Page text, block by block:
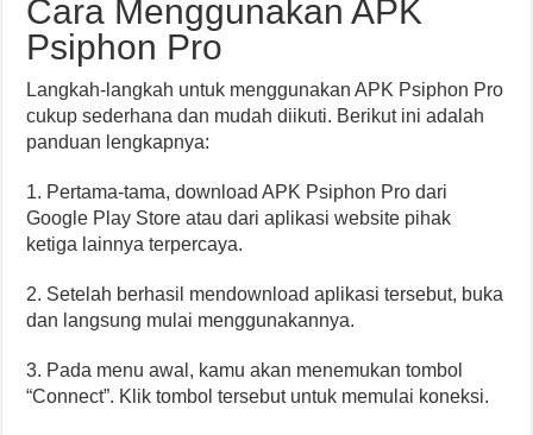
Cara Menggunakan APK
Psiphon Pro
Langkah-langkah untuk menggunakan APK Psiphon Pro
cukup sederhana dan mudah diikuti. Berikut ini adalah
panduan lengkapnya:
1. Pertama-tama, download APK Psiphon Pro dari
Google Play Store atau dari aplikasi website pihak
ketiga lainnya terpercaya.
2. Setelah berhasil mendownload aplikasi tersebut, buka
dan langsung mulai menggunakannya.
3. Pada menu awal, kamu akan menemukan tombol
“Connect”. Klik tombol tersebut untuk memulai koneksi.